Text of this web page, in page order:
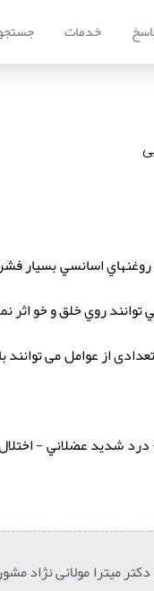
خدمات
اسانسي بسيار
روي خلق و خو اثر
از عوامل می
- درد شديد عضلاني -
میترا مولائی نژاد